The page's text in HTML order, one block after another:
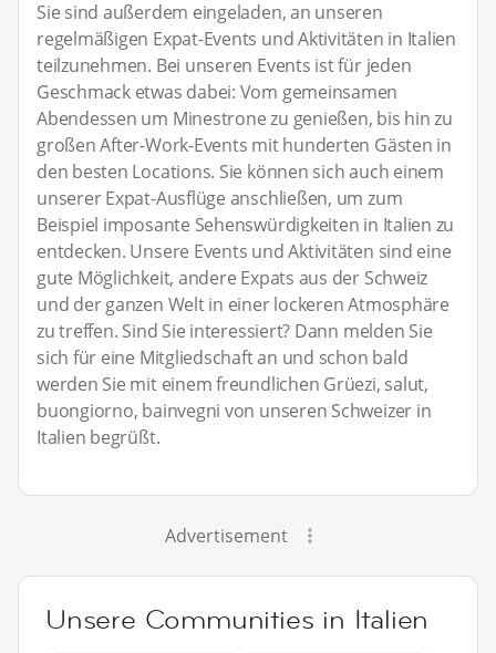
Sie sind außerdem eingeladen, an unseren
regelmäßigen Expat-Events und Aktivitäten in Italien
teilzunehmen. Bei unseren Events ist für jeden
Geschmack etwas dabei: Vom gemeinsamen
Abendessen um Minestrone zu genießen, bis hin zu
großen After-Work-Events mit hunderten Gästen in
den besten Locations. Sie können sich auch einem
unserer Expat-Ausflüge anschließen, um zum
Beispiel imposante Sehenswürdigkeiten in Italien zu
entdecken. Unsere Events und Aktivitäten sind eine
gute Möglichkeit, andere Expats aus der Schweiz
und der ganzen Welt in einer lockeren Atmosphäre
zu treffen. Sind Sie interessiert? Dann melden Sie
sich für eine Mitgliedschaft an und schon bald
werden Sie mit einem freundlichen Grüezi, salut,
buongiorno, bainvegni von unseren Schweizer in
Italien begrüßt.
Advertisement
Unsere Communities in Italien